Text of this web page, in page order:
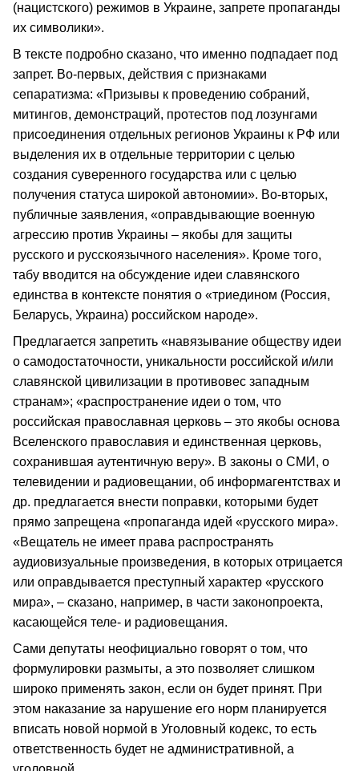
(нацистского) режимов в Украине, запрете пропаганды
их символики».
В тексте подробно сказано, что именно подпадает под
запрет. Во-первых, действия с признаками
сепаратизма: «Призывы к проведению собраний,
митингов, демонстраций, протестов под лозунгами
присоединения отдельных регионов Украины к РФ или
выделения их в отдельные территории с целью
создания суверенного государства или с целью
получения статуса широкой автономии». Во-вторых,
публичные заявления, «оправдывающие военную
агрессию против Украины – якобы для защиты
русского и русскоязычного населения». Кроме того,
табу вводится на обсуждение идеи славянского
единства в контексте понятия о «триедином (Россия,
Беларусь, Украина) российском народе».
Предлагается запретить «навязывание обществу идеи
о самодостаточности, уникальности российской и/или
славянской цивилизации в противовес западным
странам»; «распространение идеи о том, что
российская православная церковь – это якобы основа
Вселенского православия и единственная церковь,
сохранившая аутентичную веру». В законы о СМИ, о
телевидении и радиовещании, об информагентствах и
др. предлагается внести поправки, которыми будет
прямо запрещена «пропаганда идей «русского мира».
«Вещатель не имеет права распространять
аудиовизуальные произведения, в которых отрицается
или оправдывается преступный характер «русского
мира», – сказано, например, в части законопроекта,
касающейся теле- и радиовещания.
Сами депутаты неофициально говорят о том, что
формулировки размыты, а это позволяет слишком
широко применять закон, если он будет принят. При
этом наказание за нарушение его норм планируется
вписать новой нормой в Уголовный кодекс, то есть
ответственность будет не административной, а